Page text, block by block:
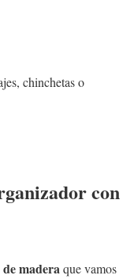
chinchetas o
con
maderaque vamos